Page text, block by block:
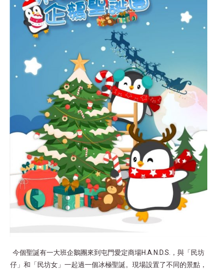
今個聖誕有一大班企鵝團來到屯門愛定商場H.A.N.D.S.，與「民坊
仔」和「民坊女」一起過一個冰極聖誕。現場設置了不同的景點，